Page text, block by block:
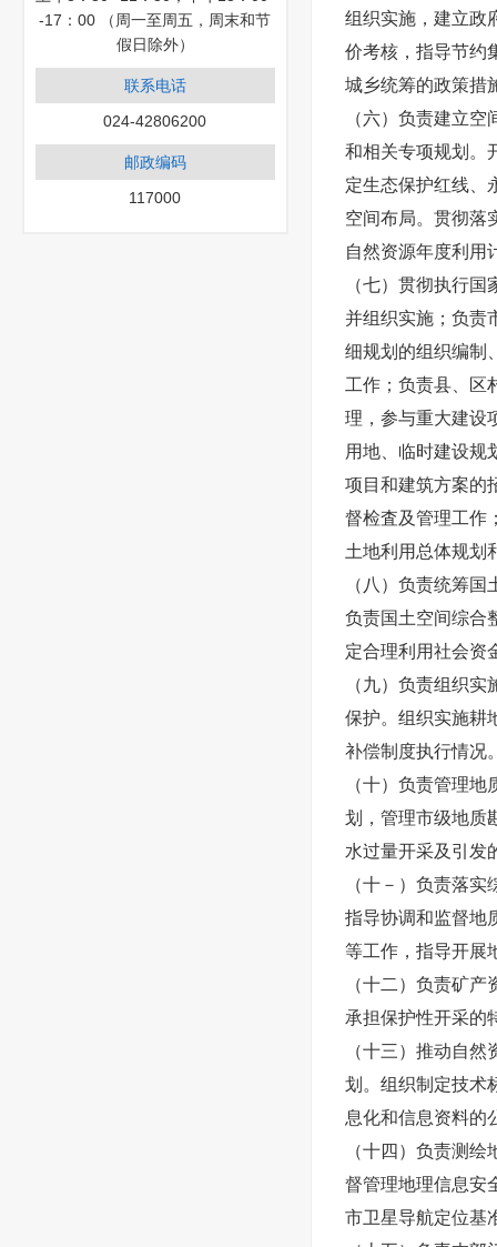
-17：00 （周一至周五，周末和节
假日除外）
联系电话
024-42806200
邮政编码
117000
组织实施，建立政
价考核，指导节约
城乡统筹的政策措
（六）负责建立
和相关专项规划。
定生态保护红线、
空间布局。贯彻落
自然资源年度利用
（七）贯彻执行
并组织实施；负责
细规划的组织编制
工作；负责县、区
理，参与重大建设
用地、临时建设规
项目和建筑方案的
督检査及管理工作
土地利用总体规划
（八）负责统筹
负责国土空间综合
定合理利用社会资
（九）负责组织
保护。组织实施耕
补偿制度执行情况
（十）负责管理
划，管理市级地质
水过量开采及引发
（十－）负责落
指导协调和监督地
等工作，指导开展
（十二）负责矿
承担保护性开采的
（十三）推动自
划。组织制定技术
息化和信息资料的
（十四）负责测
督管理地理信息安
市卫星导航定位基